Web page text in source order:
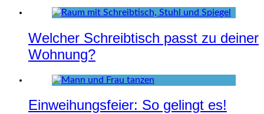
Welcher Schreibtisch passt zu deiner
Wohnung?
Einweihungsfeier: So gelingt es!